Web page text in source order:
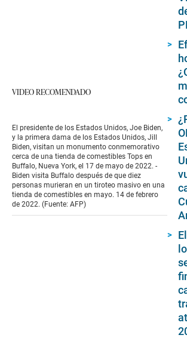
VIDEO RECOMENDADO
El presidente de los Estados Unidos, Joe Biden,
y la primera dama de los Estados Unidos, Jill
Biden, visitan un monumento conmemorativo
cerca de una tienda de comestibles Tops en
Buffalo, Nueva York, el 17 de mayo de 2022. -
Biden visita Buffalo después de que diez
personas murieran en un tiroteo masivo en una
tienda de comestibles en mayo. 14 de febrero
de 2022. (Fuente: AFP)